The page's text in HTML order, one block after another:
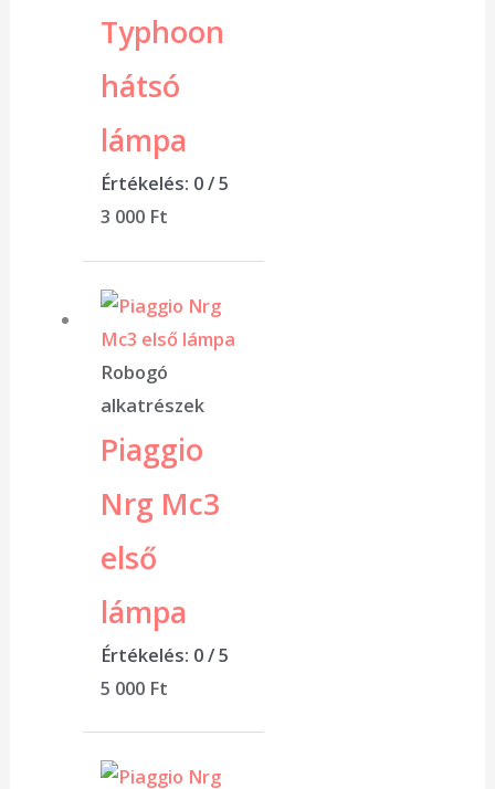
Typhoon
hátsó
lámpa
Értékelés: 0/ 5
3 000 Ft
Robogó
alkatrészek
Piaggio
Nrg Mc3
első
lámpa
Értékelés: 0/ 5
5 000 Ft